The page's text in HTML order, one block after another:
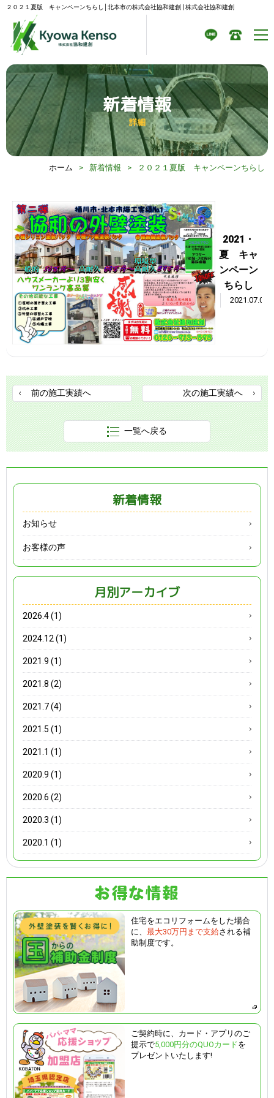
２０２１夏版 キャンペーンちらし│北本市の株式会社協和建創 | 株式会社協和建創
新着情報
詳細
ホーム > 新着情報 > ２０２１夏版 キャンペーンちらし
2021・
夏 キャ
ンペーン
ちらし
2021.07.06
前の施工実績へ 次の施工実績へ
一覧へ戻る
新着情報
お知らせ
お客様の声
月別アーカイブ
2026.4 (1)
2024.12 (1)
2021.9 (1)
2021.8 (2)
2021.7 (4)
2021.5 (1)
2021.1 (1)
2020.9 (1)
2020.6 (2)
2020.3 (1)
2020.1 (1)
住宅をエコリフォームをした場合
に、 最大30万円まで支給される補
助制度です。
ご契約時に、カード・アプリのご
提示で5,000円分のQUOカードを
プレゼントいたします!